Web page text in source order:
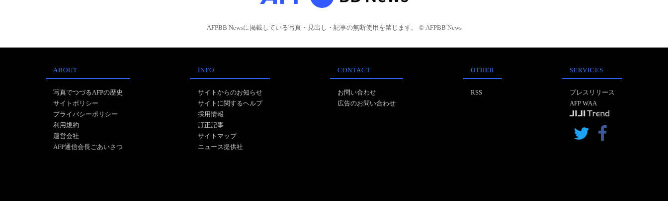
AFPBB Newsに掲載している写真・見出し・記事の無断使用を禁じます。 © AFPBB News
ABOUT
写真でつづるAFPの歴史
サイトポリシー
プライバシーポリシー
利用規約
運営会社
AFP通信会長ごあいさつ
INFO
サイトからのお知らせ
サイトに関するヘルプ
採用情報
訂正記事
サイトマップ
ニュース提供社
CONTACT
お問い合わせ
広告のお問い合わせ
OTHER
RSS
SERVICES
プレスリリース
AFP WAA